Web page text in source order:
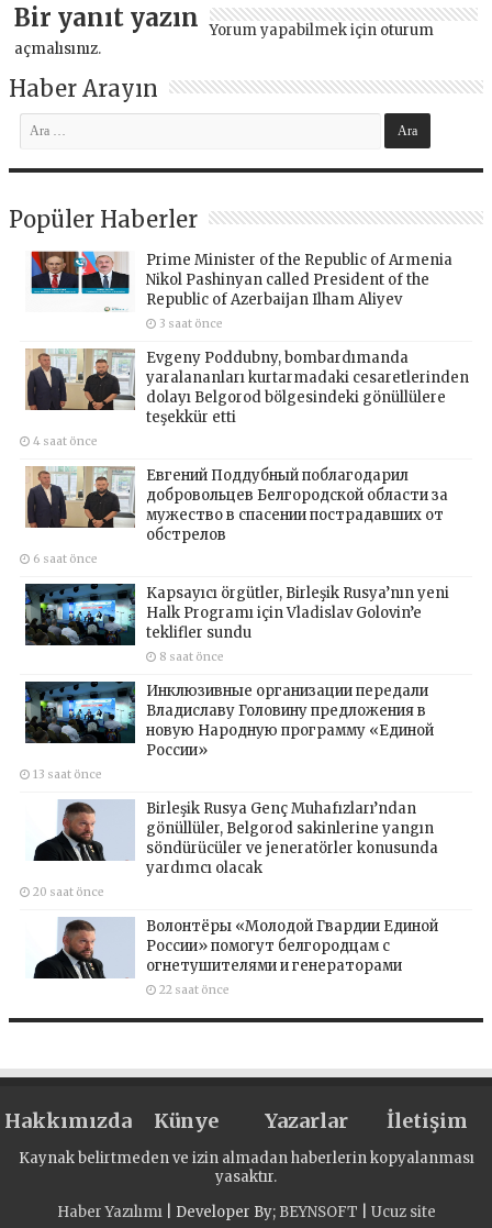
Bir yanıt yazın Yorum yapabilmek için oturum
açmalısınız.
Haber Arayın
Popüler Haberler
Prime Minister of the Republic of Armenia
Nikol Pashinyan called President of the
Republic of Azerbaijan Ilham Aliyev
3 saat önce
Evgeny Poddubny, bombardımanda
yaralananları kurtarmadaki cesaretlerinden
dolayı Belgorod bölgesindeki gönüllülere
teşekkür etti
4 saat önce
Евгений Поддубный поблагодарил
добровольцев Белгородской области за
мужество в спасении пострадавших от
обстрелов
6 saat önce
Kapsayıcı örgütler, Birleşik Rusya’nın yeni
Halk Programı için Vladislav Golovin’e
teklifler sundu
8 saat önce
Инклюзивные организации передали
Владиславу Головину предложения в
новую Народную программу «Единой
России»
13 saat önce
Birleşik Rusya Genç Muhafızları’ndan
gönüllüler, Belgorod sakinlerine yangın
söndürücüler ve jeneratörler konusunda
yardımcı olacak
20 saat önce
Волонтёры «Молодой Гвардии Единой
России» помогут белгородцам с
огнетушителями и генераторами
22 saat önce
Hakkımızda Künye Yazarlar İletişim
Kaynak belirtmeden ve izin almadan haberlerin kopyalanması
yasaktır.
Haber Yazılımı| Developer By; BEYNSOFT Ucuz site